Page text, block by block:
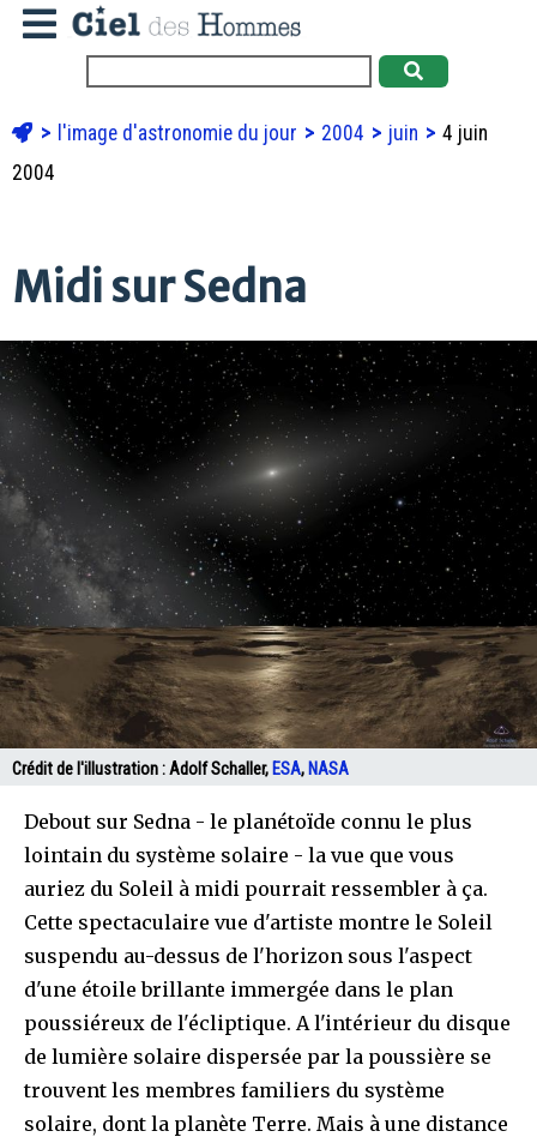
l'image d'astronomie du jour 2004 juin
4 juin
2004
Midi sur Sedna
Crédit de l'illustration :Adolf Schaller, ESA, NASA
Debout sur Sedna - le planétoïde connu le plus
lointain du système solaire - la vue que vous
auriez du Soleil à midi pourrait ressembler à ça.
Cette spectaculaire vue d'artiste montre le Soleil
suspendu au-dessus de l'horizon sous l'aspect
d'une étoile brillante immergée dans le plan
poussiéreux de l'écliptique. A l'intérieur du disque
de lumière solaire dispersée par la poussière se
trouvent les membres familiers du système
solaire, dont la planète Terre. Mais à une distance